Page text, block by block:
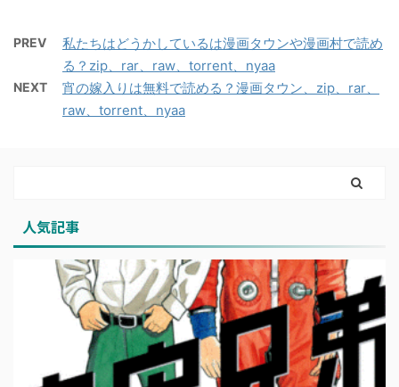
PREV
私たちはどうかしているは漫画タウンや漫画村で読め
る？zip、rar、raw、torrent、nyaa
NEXT
宵の嫁入りは無料で読める？漫画タウン、zip、rar、
raw、torrent、nyaa
人気記事